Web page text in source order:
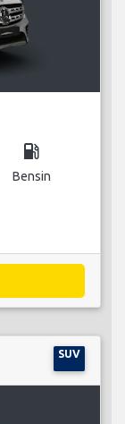
local_gas_station
Bensin
SUV